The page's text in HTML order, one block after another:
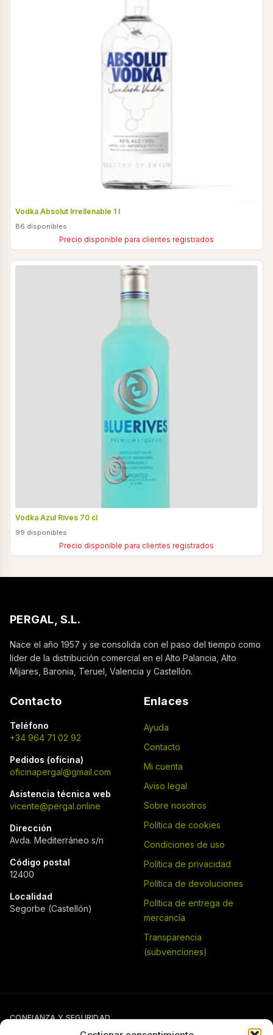
Vodka Absolut Irrellenable 1 l
86 disponibles
Precio disponible para clientes registrados
Vodka Azul Rives 70 cl
99 disponibles
Precio disponible para clientes registrados
PERGAL, S.L.
Nace el año 1957 y se consolida con el paso del tiempo como
líder de la distribución comercial en el Alto Palancia, Alto
Mijares, Baronia, Teruel, Valencia y Castellón.
Contacto
Teléfono
+34 964 71 02 92
Pedidos (oficina)
oficinapergal@gmail.com
Asistencia técnica web
vicente@pergal.online
Dirección
Avda. Mediterráneo s/n
Código postal
12400
Localidad
Segorbe (Castellón)
Enlaces
Ayuda
Contacto
Mi cuenta
Aviso legal
Sobre nosotros
Política de cookies
Condiciones de uso
Política de privacidad
Política de devoluciones
Política de entrega de
mercancía
Transparencia
(subvenciones)
CONFIANZA Y SEGURIDAD